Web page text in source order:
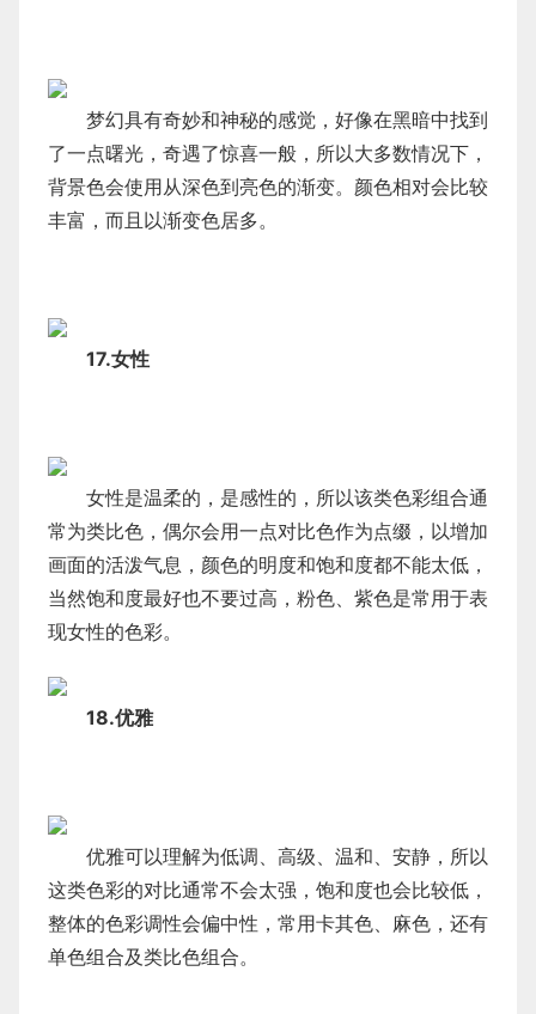
梦幻具有奇妙和神秘的感觉，好像在黑暗中找到
了一点曙光，奇遇了惊喜一般，所以大多数情况下，
背景色会使用从深色到亮色的渐变。颜色相对会比较
丰富，而且以渐变色居多。
17.女性
女性是温柔的，是感性的，所以该类色彩组合通
常为类比色，偶尔会用一点对比色作为点缀，以增加
画面的活泼气息，颜色的明度和饱和度都不能太低，
当然饱和度最好也不要过高，粉色、紫色是常用于表
现女性的色彩。
18.优雅
优雅可以理解为低调、高级、温和、安静，所以
这类色彩的对比通常不会太强，饱和度也会比较低，
整体的色彩调性会偏中性，常用卡其色、麻色，还有
单色组合及类比色组合。